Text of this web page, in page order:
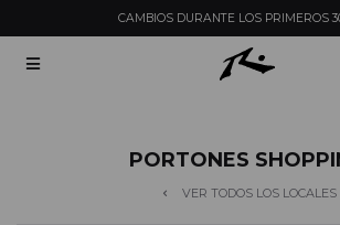
CAMBIOS DURANTE LOS PRIMEROS

PORTONES
VER TODOS LOS LOCALES